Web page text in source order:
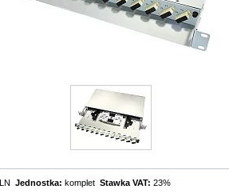
Jednostka: komplet Stawka VAT: 23%